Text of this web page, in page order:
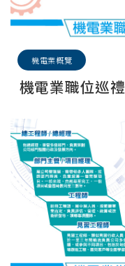
機電業概覽
機電業職位巡禮